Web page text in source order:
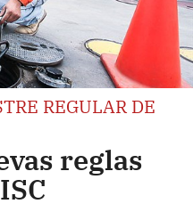
REGULAR DE
reglas